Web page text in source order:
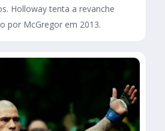
Holloway tenta a revanche
por McGregor em 2013.